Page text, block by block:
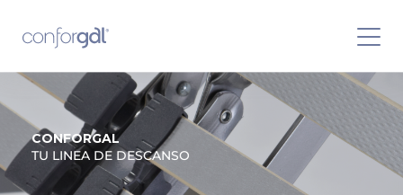
CONFORGAL
TU LINEA DE DESCANSO